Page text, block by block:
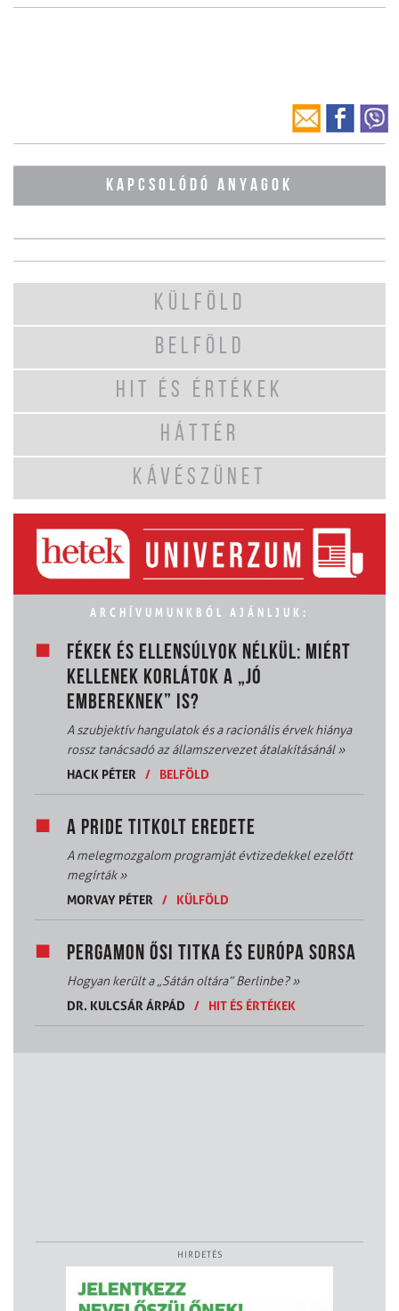
KAPCSOLÓDÓ ANYAGOK
KÜLFÖLD
BELFÖLD
HIT ÉS ÉRTÉKEK
HÁTTÉR
KÁVÉSZÜNET
ARCHÍVUMUNKBÓL AJÁNLJUK:
FÉKEK ÉS ELLENSÚLYOK NÉLKÜL: MIÉRT
KELLENEK KORLÁTOK A „JÓ
EMBEREKNEK” IS?
A szubjektív hangulatok és a racionális érvek hiánya
rossz tanácsadó az államszervezet átalakításánál»
HACK PÉTER
/ BELFÖLD
A PRIDE TITKOLT EREDETE
A melegmozgalom programját évtizedekkel ezelőtt
megírták»
MORVAY PÉTER
/ KÜLFÖLD
PERGAMON ŐSI TITKA ÉS EURÓPA SORSA
Hogyan került a „Sátán oltára” Berlinbe?»
DR. KULCSÁR ÁRPÁD
/ HIT ÉS ÉRTÉKEK
HIRDETÉS